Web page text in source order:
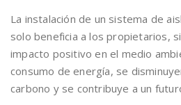
La instalación de un sistema de
solo beneficia a los propietarios,
impacto positivo en el medio
consumo de energía, se
carbono y se contribuye a un